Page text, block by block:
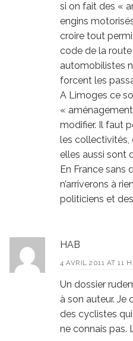
si on fait des «
engins
croire tout
code de la
automobilistes
forcent les
A Limoges ce
«
modifier. Il faut
les collectivités,
elles aussi sont
En France sans
n’arriverons à
politiciens et
HAB
4 AVRIL 2011 AT 11
Un dossier
à son auteur.
des cyclistes
ne connais pas.